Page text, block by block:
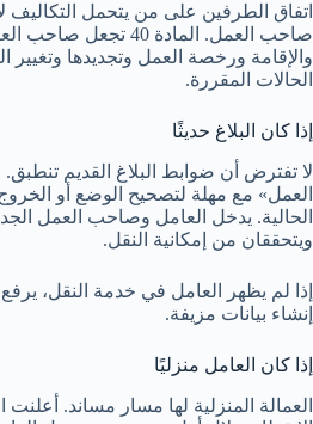
اتفاق الطرفين على من يتحمل التكاليف
صاحب العمل. المادة 40
والإقامة ورخصة العمل وتجديدها وتغيير
الحالات المقررة.
إذا كان البلاغ حديثًا
لا تفترض أن ضوابط البلاغ القديم
العمل» مع مهلة لتصحيح الوضع أو الخروج
الحالية. يدخل العامل وصاحب العمل
ويتحققان من إمكانية النقل.
إذا لم يظهر العامل في خدمة النقل،
إنشاء بيانات مزيفة.
إذا كان العامل منزليًا
العمالة المنزلية لها مسار مساند. أعلنت